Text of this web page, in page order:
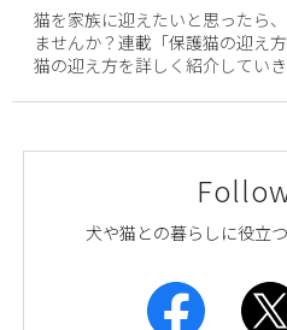
猫を家族に迎えたいと思ったら
ませんか？連載「保護猫の迎え
猫の迎え方を詳しく紹介していき
犬や猫との暮らしに役立